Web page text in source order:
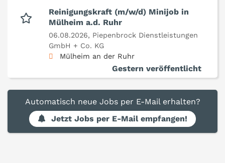
Reinigungskraft (m/w/d) Minijob in
Mülheim a.d. Ruhr
06.08.2026, Piepenbrock Dienstleistungen
GmbH + Co. KG
Mülheim an der Ruhr
Gestern veröffentlicht
Automatisch neue Jobs per E-Mail erhalten?
Jetzt Jobs per E-Mail empfangen!